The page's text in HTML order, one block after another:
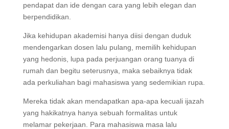
pendapat dan ide dengan cara yang lebih elegan dan
berpendidikan.
Jika kehidupan akademisi hanya diisi dengan duduk
mendengarkan dosen lalu pulang, memilih kehidupan
yang hedonis, lupa pada perjuangan orang tuanya di
rumah dan begitu seterusnya, maka sebaiknya tidak
ada perkuliahan bagi mahasiswa yang sedemikian rupa.
Mereka tidak akan mendapatkan apa-apa kecuali ijazah
yang hakikatnya hanya sebuah formalitas untuk
melamar pekerjaan. Para mahasiswa masa lalu